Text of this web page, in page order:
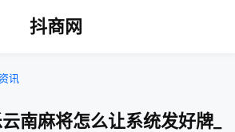
抖商网
讯
南麻将怎么让系统发好牌_